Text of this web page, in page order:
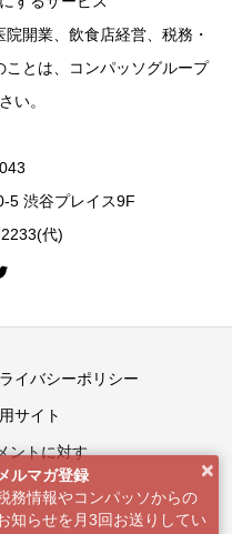
開業、飲食店経営、税務・
とは、コンパッソグループ
い。
5 渋谷プレイス9F
代)
イバシーポリシー
サイト
ントに対す
×
メルマガ登録
務情報やコンパッソからの
知らせを月3回お送りしてい